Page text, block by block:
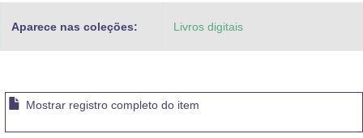
Aparece nas coleções: Livros digitais
Mostrar registro completo do item